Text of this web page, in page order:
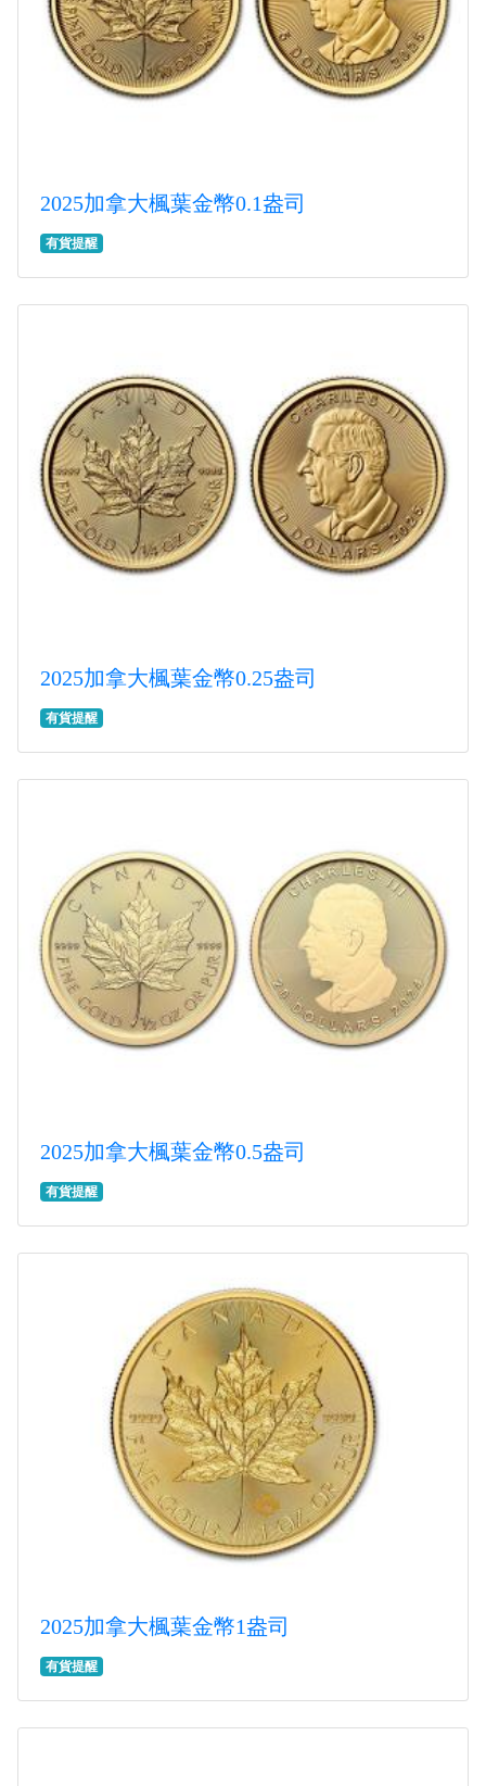
2025加拿大楓葉金幣0.1盎司
有貨提醒
2025加拿大楓葉金幣0.25盎司
有貨提醒
2025加拿大楓葉金幣0.5盎司
有貨提醒
2025加拿大楓葉金幣1盎司
有貨提醒